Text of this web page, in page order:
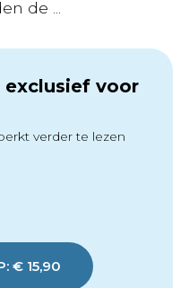
de ...
exclusief voor
verder te lezen
€ 15,90